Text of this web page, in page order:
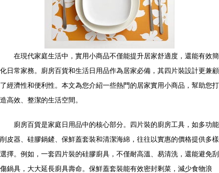
在現代家庭生活中，實用小商品不僅能提升居家舒適度，還能有效簡
化日常家務。廚房百貨和生活日用品作為居家必備，其四片裝設計更兼顧
了經濟性和便利性。本文為您介紹一些熱門的居家實用小商品，幫助您打
造高效、整潔的生活空間。
廚房百貨是家庭日用品中的核心部分。四片裝的廚房工具，如多功能
削皮器、硅膠鍋鏟、保鮮蓋套裝和清潔海綿，往往以實惠的價格提供多樣
選擇。例如，一套四片裝的硅膠廚具，不僅耐高溫、易清洗，還能避免刮
傷鍋具，大大延長廚具壽命。保鮮蓋套裝能有效密封剩菜，減少食物浪